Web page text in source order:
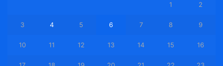
1 2
3 4 5 6 7 8 9
10 11 12 13 14 15 16